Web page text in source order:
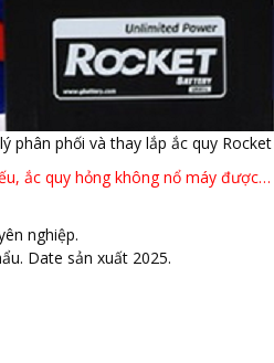
phân phối và thay lắp ắc quy
ắc quy hỏng không nổ máy
nghiệp.
Date sản xuất 2025.